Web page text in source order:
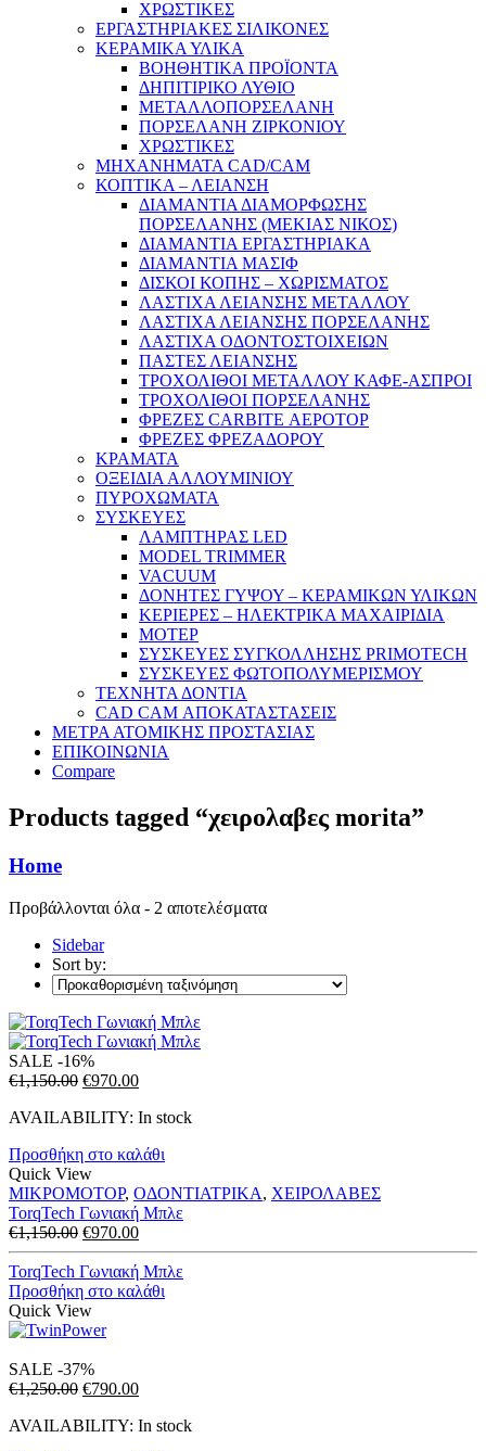
ΧΡΩΣΤΙΚΕΣ
ΕΡΓΑΣΤΗΡΙΑΚΕΣ ΣΙΛΙΚΟΝΕΣ
ΚΕΡΑΜΙΚΑ ΥΛΙΚΑ
ΒΟΗΘΗΤΙΚΑ ΠΡΟΪΟΝΤΑ
ΔΗΠΙΤΙΡΙΚΟ ΛΥΘΙΟ
ΜΕΤΑΛΛΟΠΟΡΣΕΛΑΝΗ
ΠΟΡΣΕΛΑΝΗ ΖΙΡΚΟΝΙΟΥ
ΧΡΩΣΤΙΚΕΣ
ΜΗΧΑΝΗΜΑΤΑ CAD/CAM
ΚΟΠΤΙΚΑ – ΛΕΙΑΝΣΗ
ΔΙΑΜΑΝΤΙΑ ΔΙΑΜΟΡΦΩΣΗΣ
ΠΟΡΣΕΛΑΝΗΣ (ΜΕΚΙΑΣ ΝΙΚΟΣ)
ΔΙΑΜΑΝΤΙΑ ΕΡΓΑΣΤΗΡΙΑΚΑ
ΔΙΑΜΑΝΤΙΑ ΜΑΣΙΦ
ΔΙΣΚΟΙ ΚΟΠΗΣ – ΧΩΡΙΣΜΑΤΟΣ
ΛΑΣΤΙΧΑ ΛΕΙΑΝΣΗΣ ΜΕΤΑΛΛΟΥ
ΛΑΣΤΙΧΑ ΛΕΙΑΝΣΗΣ ΠΟΡΣΕΛΑΝΗΣ
ΛΑΣΤΙΧΑ ΟΔΟΝΤΟΣΤΟΙΧΕΙΩΝ
ΠΑΣΤΕΣ ΛΕΙΑΝΣΗΣ
ΤΡΟΧΟΛΙΘΟΙ ΜΕΤΑΛΛΟΥ ΚΑΦΕ-ΑΣΠΡΟΙ
ΤΡΟΧΟΛΙΘΟΙ ΠΟΡΣΕΛΑΝΗΣ
ΦΡΕΖΕΣ CARBITE ΑΕΡΟΤΟΡ
ΦΡΕΖΕΣ ΦΡΕΖΑΔΟΡΟΥ
ΚΡΑΜΑΤΑ
ΟΞΕΙΔΙΑ ΑΛΛΟΥΜΙΝΙΟΥ
ΠΥΡΟΧΩΜΑΤΑ
ΣΥΣΚΕΥΕΣ
ΛΑΜΠΤΗΡΑΣ LED
MODEL TRIMMER
VACUUM
ΔΟΝΗΤΕΣ ΓΥΨΟΥ – ΚΕΡΑΜΙΚΩΝ ΥΛΙΚΩΝ
ΚΕΡΙΕΡΕΣ – ΗΛΕΚΤΡΙΚΑ ΜΑΧΑΙΡΙΔΙΑ
ΜΟΤΕΡ
ΣΥΣΚΕΥΕΣ ΣΥΓΚΟΛΛΗΣΗΣ PRIMOTECH
ΣΥΣΚΕΥΕΣ ΦΩΤΟΠΟΛΥΜΕΡΙΣΜΟΥ
ΤΕΧΝΗΤΑ ΔΟΝΤΙΑ
CAD CAM ΑΠΟΚΑΤΑΣΤΑΣΕΙΣ
ΜΕΤΡΑ ΑΤΟΜΙΚΗΣ ΠΡΟΣΤΑΣΙΑΣ
ΕΠΙΚΟΙΝΩΝΙΑ
Compare
Products tagged “χειρολαβες morita”
Home
Προβάλλονται όλα - 2 αποτελέσματα
Sidebar
Sort by:
SALE -16%
€1,150.00 Original
was:
€970.00Η
τιμή
€970.00.
AVAILABILITY: In stock
Προσθήκη στο καλάθι
Quick View
ΜΙΚΡΟΜΟΤΟΡ, ΟΔΟΝΤΙΑΤΡΙΚΑ, ΧΕΙΡΟΛΑΒΕΣ
TorqTech Γωνιακή Μπλε
€1,150.00 Original
price
was:
€1,150.00.
€970.00Η
τρέχουσα
τιμή
είναι:
TorqTech Γωνιακή Μπλε
Προσθήκη στο καλάθι
Quick View
SALE -37%
€1,250.00 Original
was:
€790.00Η
τιμή
AVAILABILITY: In stock